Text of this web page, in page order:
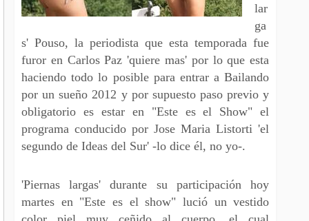
lar
ga
s' Pouso, la periodista que esta temporada fue
furor en Carlos Paz 'quiere mas' por lo que esta
haciendo todo lo posible para entrar a Bailando
por un sueño 2012 y por supuesto paso previo y
obligatorio es estar en "Este es el Show" el
programa conducido por Jose Maria Listorti 'el
segundo de Ideas del Sur' -lo dice él, no yo-.
'Piernas largas' durante su participación hoy
martes en "Este es el show" lució un vestido